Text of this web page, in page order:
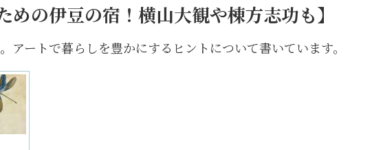
めの伊豆の宿！横山大観や棟方志功も】
ートで暮らしを豊かにするヒントについて書いています。